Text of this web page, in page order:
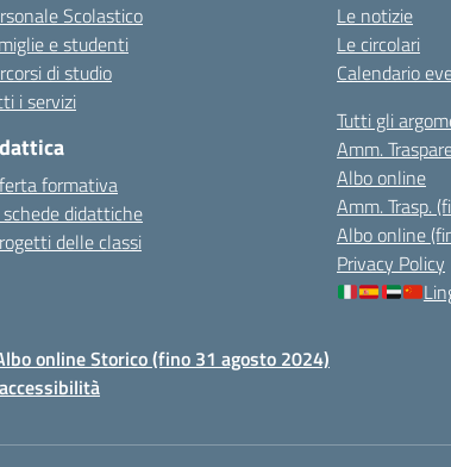
Scolastico
e studenti
di studio
i servizi
formativa
schede didattiche
delle classi
Le notizie
Le circolari
Calendario
Tutti gli
Amm.
Albo online
Amm. Trasp.
Albo online
Privacy Policy
online Storico (fino 31 agosto 2024)